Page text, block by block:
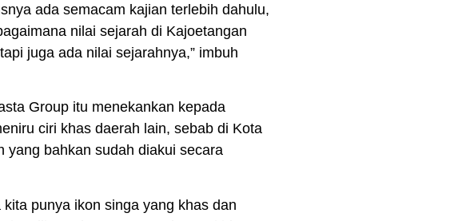
ada semacam kajian terlebih dahulu,
nilai sejarah di Kajoetangan
juga ada nilai sejarahnya,” imbuh
Group itu menekankan kepada
ciri khas daerah lain, sebab di Kota
yang bahkan sudah diakui secara
punya ikon singa yang khas dan